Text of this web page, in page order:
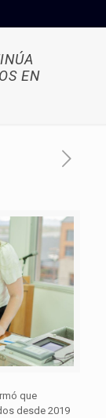
EN
que
desde 2019